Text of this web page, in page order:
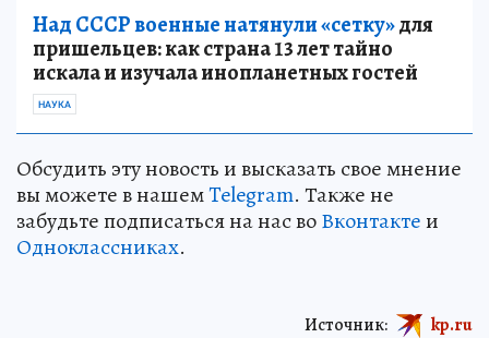
Над СССР военные натянули «сетку»для
пришельцев: как страна 13 лет тайно
искала и изучала инопланетных гостей
НАУКА
Обсудить эту новость и высказать свое мнение
вы можете в нашемTelegram. Также не
забудьте подписаться на нас воВконтактеи
Одноклассниках.
Источник: kp.ru